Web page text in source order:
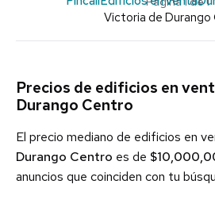
Victoria de Durango
Precios de edificios en
Durango Centro
El precio mediano de edificios en
Durango Centro es de
anuncios que coinciden con tu